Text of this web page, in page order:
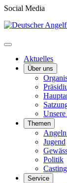
Social Media
Aktuelles
Über uns
Themen
Jugend
Politik
Service